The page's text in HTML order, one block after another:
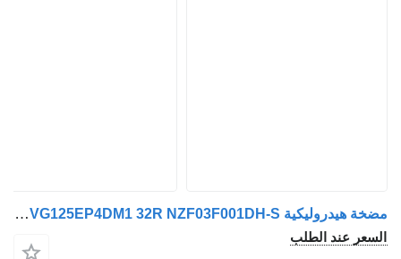
مضخة هيدروليكية Rexroth A4VG125EP4DM1 32R NZF03F001DH-S لـ الشاحنات
السعر عند الطلب